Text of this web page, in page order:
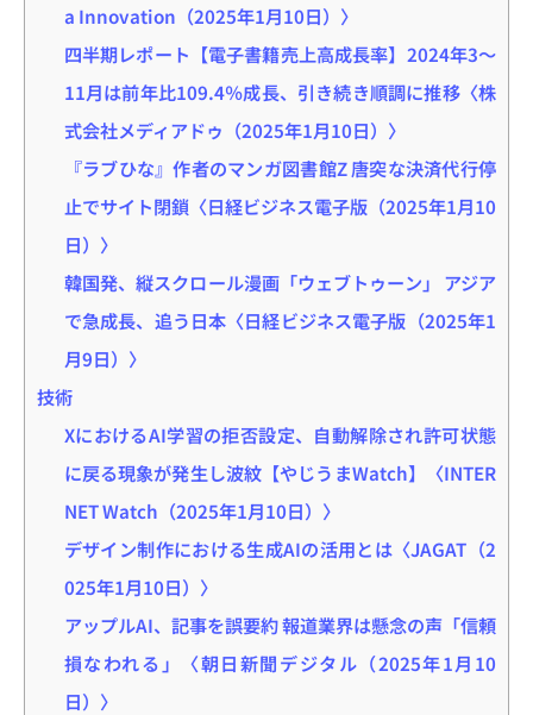
a Innovation（2025年1月10日）〉
四半期レポート【電子書籍売上高成長率】2024年3～
11月は前年比109.4％成長、引き続き順調に推移〈株
式会社メディアドゥ（2025年1月10日）〉
『ラブひな』作者のマンガ図書館Z 唐突な決済代行停
止でサイト閉鎖〈日経ビジネス電子版（2025年1月10
日）〉
韓国発、縦スクロール漫画「ウェブトゥーン」 アジア
で急成長、追う日本〈日経ビジネス電子版（2025年1
月9日）〉
技術
XにおけるAI学習の拒否設定、自動解除され許可状態
に戻る現象が発生し波紋【やじうまWatch】〈INTER
NET Watch（2025年1月10日）〉
デザイン制作における生成AIの活用とは〈JAGAT（2
025年1月10日）〉
アップルAI、記事を誤要約 報道業界は懸念の声「信頼
損なわれる」〈朝日新聞デジタル（2025年1月10
日）〉